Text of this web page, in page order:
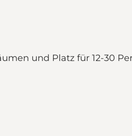
und Platz für 12-30